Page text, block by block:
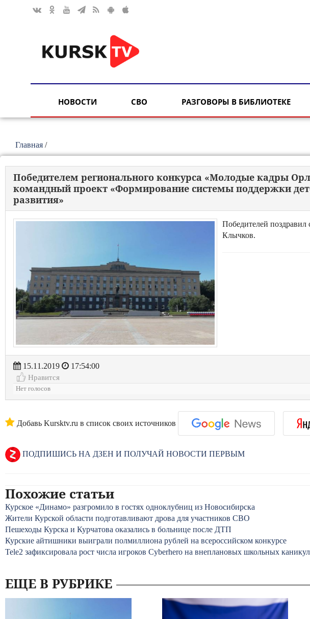
НОВОСТИ СВО РАЗГОВОРЫ В БИБЛИОТЕКЕ
Главная /
Победителем регионального конкурса «Молодые кадры
командный проект «Формирование системы поддержки
развития»
Победителей поздравил
Клычков.
15.11.2019
17:54:00
Нравится
Нет голосов
Добавь Kursktv.ru в список своих источников
ПОДПИШИСЬ НА ДЗЕН И ПОЛУЧАЙ НОВОСТИ ПЕРВЫМ
Похожие статьи
Курское «Динамо» разгромило в гостях одноклубниц из Новосибирска
Жители Курской области подготавливают дрова для участников СВО
Пешеходы Курска и Курчатова оказались в больнице после ДТП
Курские айтишники выиграли полмиллиона рублей на всероссийском конкурсе
Tele2 зафиксировала рост числа игроков Cyberhero на внеплановых школьных
ЕЩЕ В РУБРИКЕ